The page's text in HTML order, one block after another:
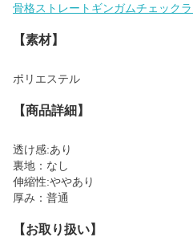
骨格ストレートギンガムチェック
【素材】
ポリエステル
【商品詳細】
透け感:あり
裏地：なし
伸縮性:ややあり
厚み：普通
【お取り扱い】